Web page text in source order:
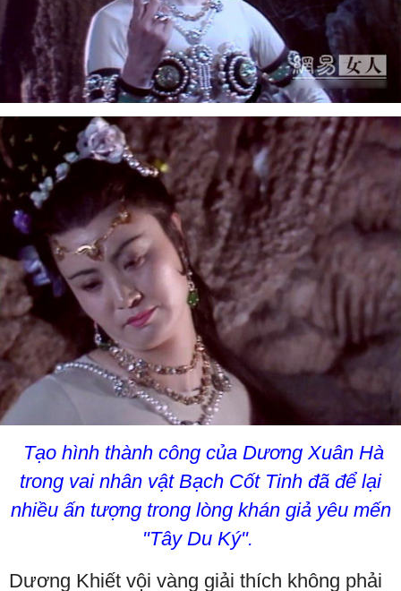
Tạo hình thành công của Dương Xuân Hà
trong vai nhân vật Bạch Cốt Tinh đã để lại
nhiều ấn tượng trong lòng khán giả yêu mến
"Tây Du Ký".
Dương Khiết vội vàng giải thích không phải